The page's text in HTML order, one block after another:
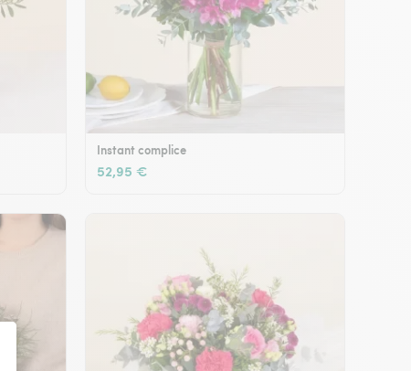
Instant complice
52,95 €